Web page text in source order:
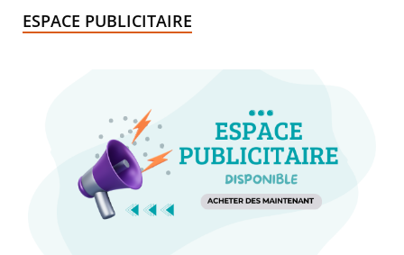
ESPACE PUBLICITAIRE